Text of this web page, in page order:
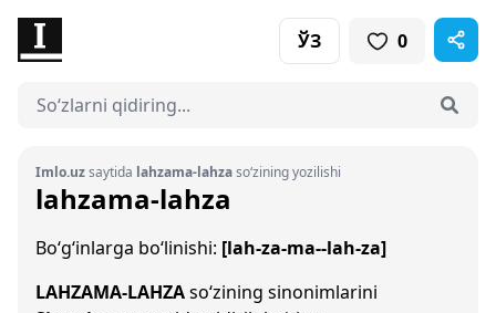
ЎЗ 0
Imlo.uzsaytida lahzama-lahzaso‘zining yozilishi
lahzama-lahza
Bo‘g‘inlarga bo‘linishi: [lah-za-ma--lah-za]
LAHZAMA-LAHZAso‘zining sinonimlarini